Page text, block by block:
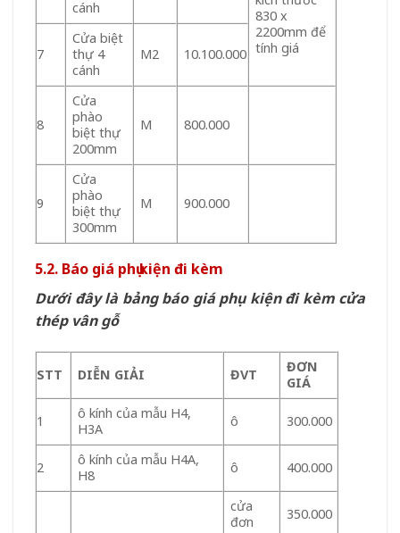
830 x
2200mm để
tính giá
cánh
7
Cửa biệt
thự 4
cánh
M2 10.100.000
8
Cửa
phào
biệt thự
200mm
M 800.000
9
Cửa
phào
biệt thự
300mm
M 900.000
5.2. Báo giá phụ kiện đi kèm
Dưới đây là bảng báo giá phụ kiện đi kèm cửa
thép vân gỗ
STT DIỄN GIẢI ĐVT
ĐƠN
GIÁ
1
ô kính của mẫu H4,
H3A
ô 300.000
2
ô kính của mẫu H4A,
H8
ô 400.000
cửa
đơn
350.000